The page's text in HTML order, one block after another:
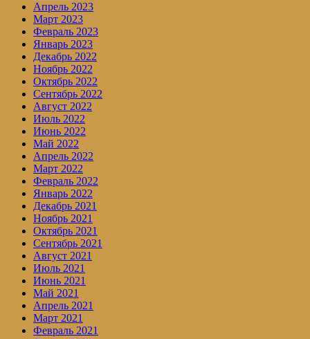
Апрель 2023
Март 2023
Февраль 2023
Январь 2023
Декабрь 2022
Ноябрь 2022
Октябрь 2022
Сентябрь 2022
Август 2022
Июль 2022
Июнь 2022
Май 2022
Апрель 2022
Март 2022
Февраль 2022
Январь 2022
Декабрь 2021
Ноябрь 2021
Октябрь 2021
Сентябрь 2021
Август 2021
Июль 2021
Июнь 2021
Май 2021
Апрель 2021
Март 2021
Февраль 2021